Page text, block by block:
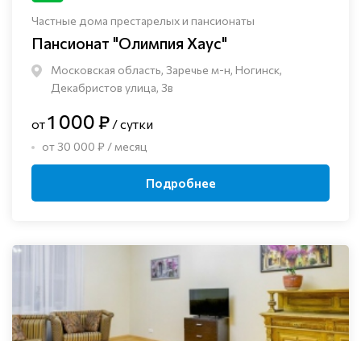
Частные дома престарелых и пансионаты
Пансионат "Олимпия Хаус"
Московская область, Заречье м-н, Ногинск, ​
Декабристов улица, 3в
от1 000 ₽ / сутки
от 30 000 ₽ / месяц
Подробнее